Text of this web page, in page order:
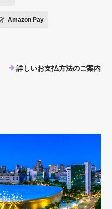
Amazon Pay
詳しいお支払方法のご案内